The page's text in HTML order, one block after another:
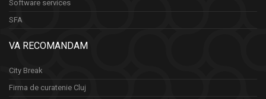
Software services
SFA
VA RECOMANDAM
City Break
Firma de curatenie Cluj